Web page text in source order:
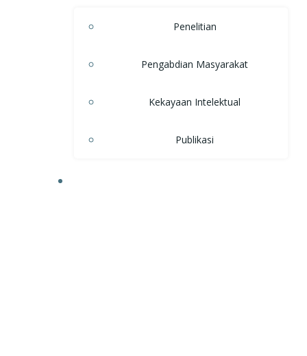
Penelitian
Pengabdian Masyarakat
Kekayaan Intelektual
Publikasi